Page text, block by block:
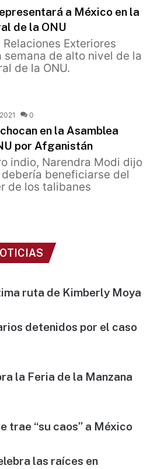
a México en la
de la ONU
Exteriores
de alto nivel de la
de la ONU.
0
en la Asamblea
por Afganistán
indio, Narendra Modi dijo
beneficiarse del
de los talibanes
ruta de Kimberly Moya
detenidos por el caso
la Feria de la Manzana
trae “su caos” a México
las raíces en